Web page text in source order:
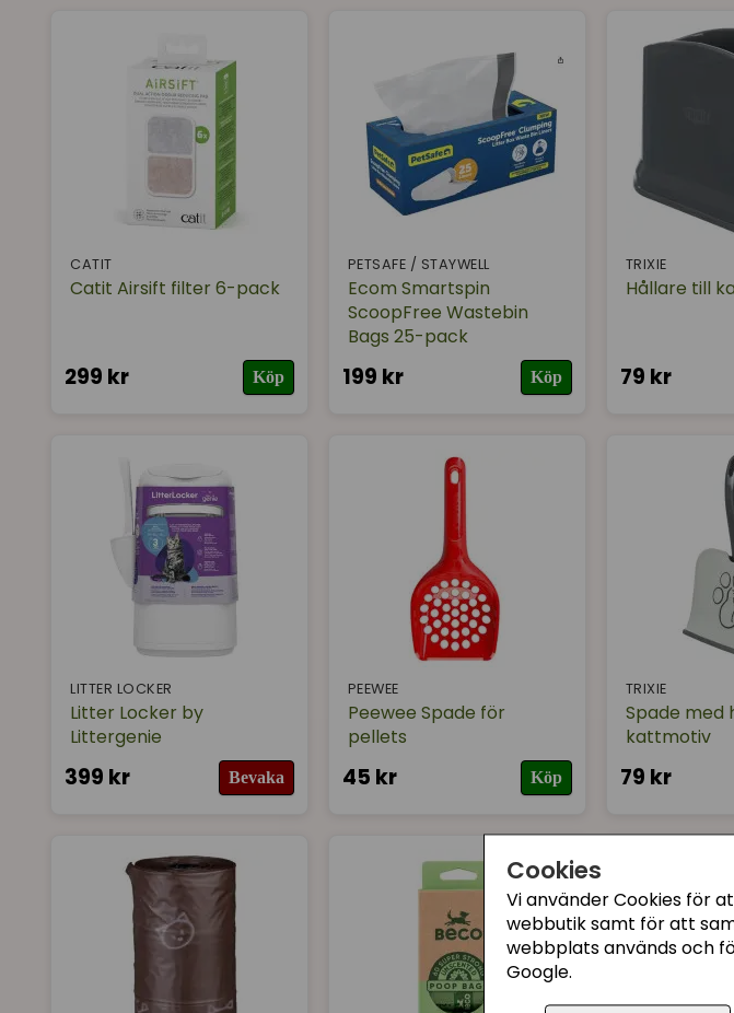
Cookies
Vi använder Cookies för
webbutik samt för att
webbplats används och
Google.
CATIT
Catit Airsift filter 6-pack
299 kr Köp
PETSAFE / STAYWELL
Ecom Smartspin
ScoopFree Wastebin
Bags 25-pack
199 kr Köp
TRIXIE
Hållare till
79 kr
LITTER LOCKER
Litter Locker by
Littergenie
399 kr Bevaka
PEEWEE
Peewee Spade för
pellets
45 kr Köp
TRIXIE
Spade med
kattmotiv
79 kr